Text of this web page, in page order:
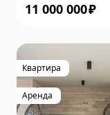
11 000 000₽
Квартира
Аренда